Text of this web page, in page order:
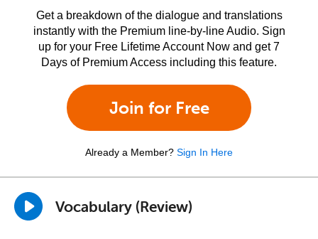
Get a breakdown of the dialogue and translations
instantly with the Premium line-by-line Audio. Sign
up for your Free Lifetime Account Now and get 7
Days of Premium Access including this feature.
Join for Free
Already a Member? Sign In Here
Vocabulary (Review)